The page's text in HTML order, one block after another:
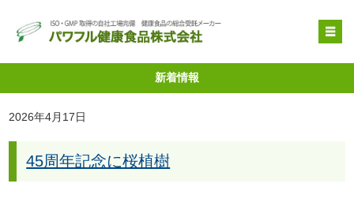
OEM受託製造
原料提供
自社健康食品
新着情報
2026年4月17日
45周年記念に桜植樹